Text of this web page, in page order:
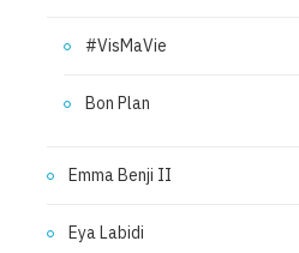
#VisMaVie
Bon Plan
Emma Benji II
Eya Labidi